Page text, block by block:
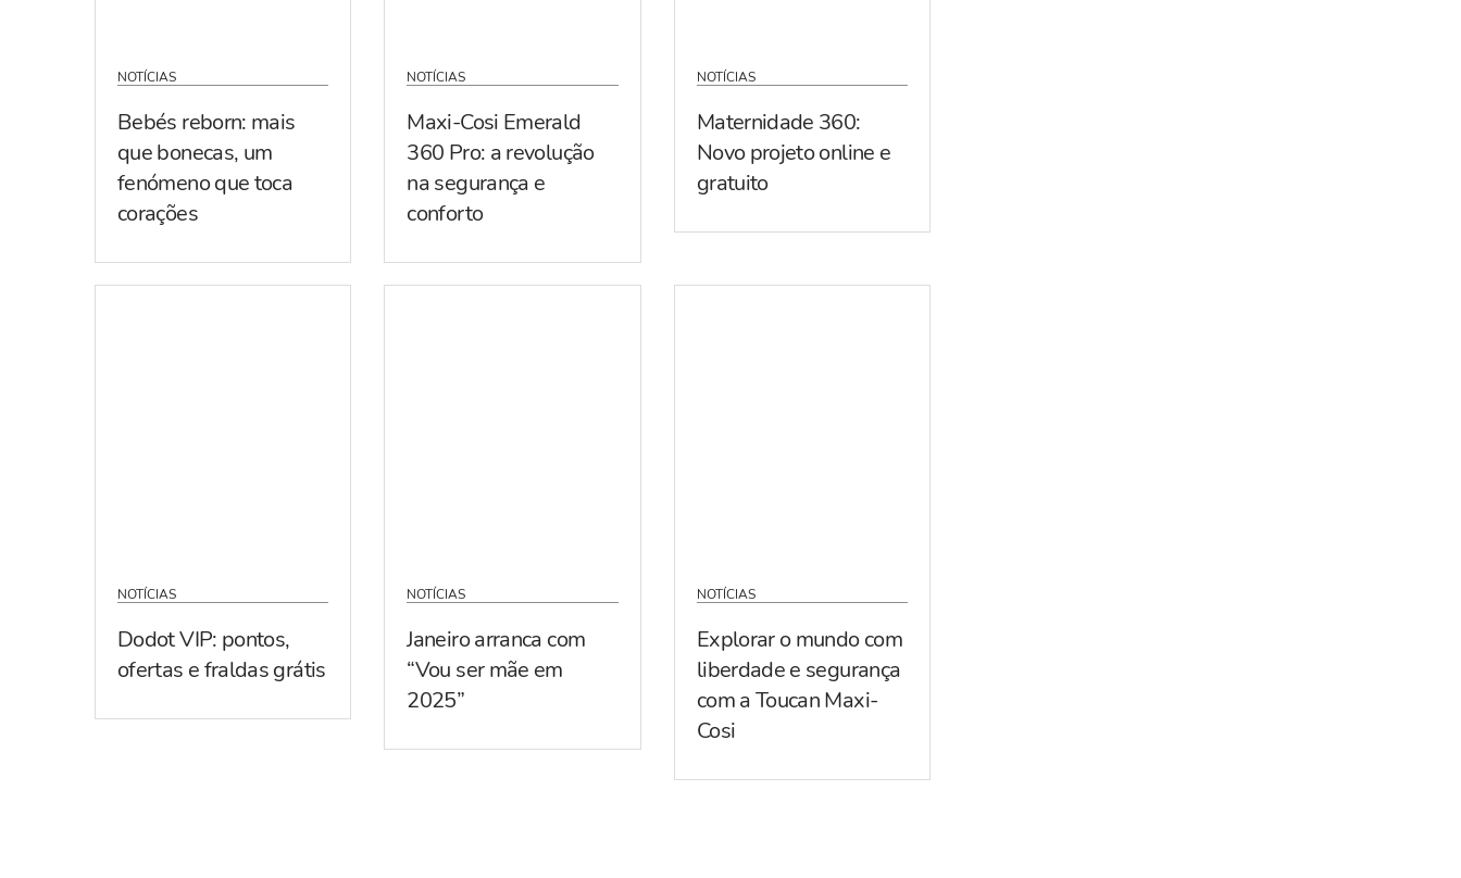
NOTÍCIAS
Bebés reborn: mais
que bonecas, um
fenómeno que toca
corações
NOTÍCIAS
Maxi-Cosi Emerald
360 Pro: a revolução
na segurança e
conforto
NOTÍCIAS
Maternidade 360:
Novo projeto online e
gratuito
NOTÍCIAS
Dodot VIP: pontos,
ofertas e fraldas grátis
NOTÍCIAS
Janeiro arranca com
“Vou ser mãe em
2025”
NOTÍCIAS
Explorar o mundo com
liberdade e segurança
com a Toucan Maxi-
Cosi